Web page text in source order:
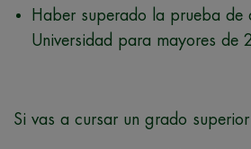
Haber superado la prueba de
Universidad para mayores de
Si vas a cursar un grado